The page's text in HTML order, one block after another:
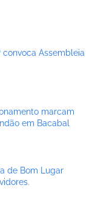
convoca Assembleia
marcam
em Bacabal
de Bom Lugar